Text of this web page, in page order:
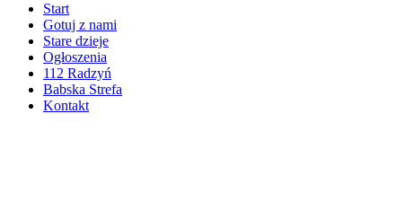
Start
Gotuj z nami
Stare dzieje
Ogłoszenia
112 Radzyń
Babska Strefa
Kontakt